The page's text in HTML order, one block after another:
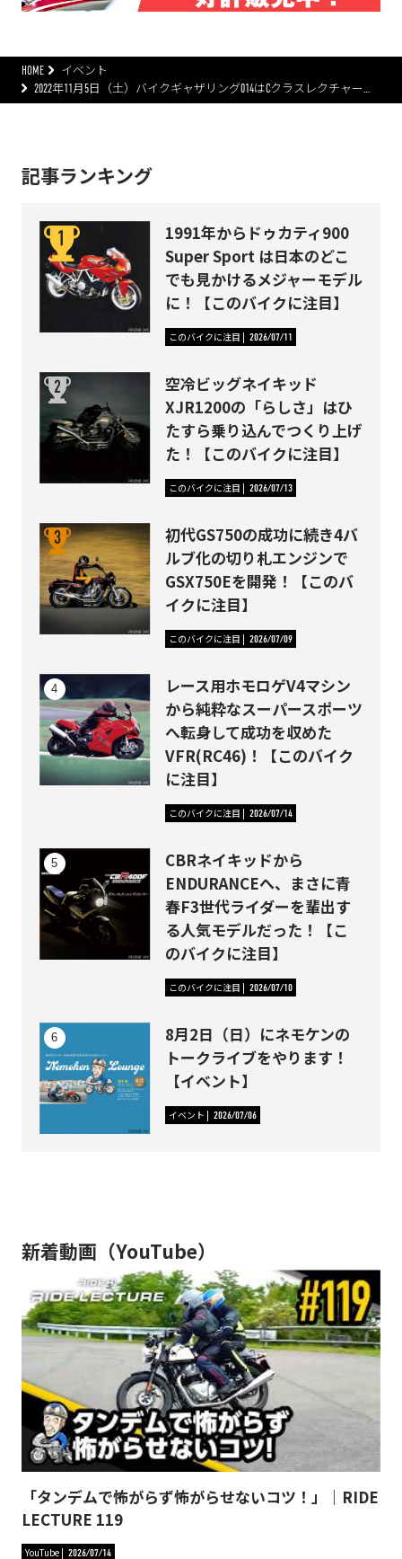
HOME
イベント
2022年11月5日（土）バイクギャザリング014はCクラスレクチャー…
記事ランキング
1991年からドゥカティ900
Super Sport は日本のどこ
でも見かけるメジャーモデル
に！【このバイクに注目】
このバイクに注目 2026/07/11
空冷ビッグネイキッド
XJR1200の「らしさ」はひ
たすら乗り込んでつくり上げ
た！【このバイクに注目】
このバイクに注目 2026/07/13
初代GS750の成功に続き4バ
ルブ化の切り札エンジンで
GSX750Eを開発！【このバ
イクに注目】
このバイクに注目 2026/07/09
レース用ホモロゲV4マシン
から純粋なスーパースポーツ
へ転身して成功を収めた
VFR(RC46)！【このバイク
に注目】
このバイクに注目 2026/07/14
CBRネイキッドから
ENDURANCEへ、まさに青
春F3世代ライダーを輩出す
る人気モデルだった！【こ
のバイクに注目】
このバイクに注目 2026/07/10
8月2日（日）にネモケンの
トークライブをやります！
【イベント】
イベント 2026/07/06
新着動画（YouTube）
「タンデムで怖がらず怖がらせないコツ！」｜RIDE
LECTURE 119
YouTube 2026/07/14